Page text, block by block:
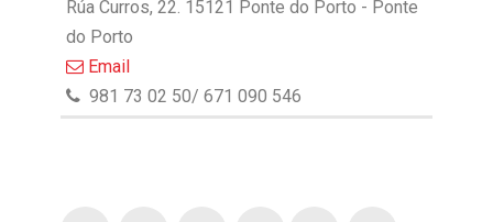
Rúa Curros, 22. 15121 Ponte do Porto - Ponte
do Porto
Email
981 73 02 50/ 671 090 546